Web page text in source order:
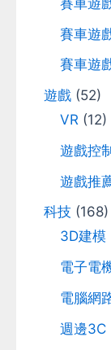
賽車遊
賽車遊
遊戲 (52)
VR (12)
遊戲控
遊戲推
科技 (168)
3D建模
電子電
電腦網
週邊3C